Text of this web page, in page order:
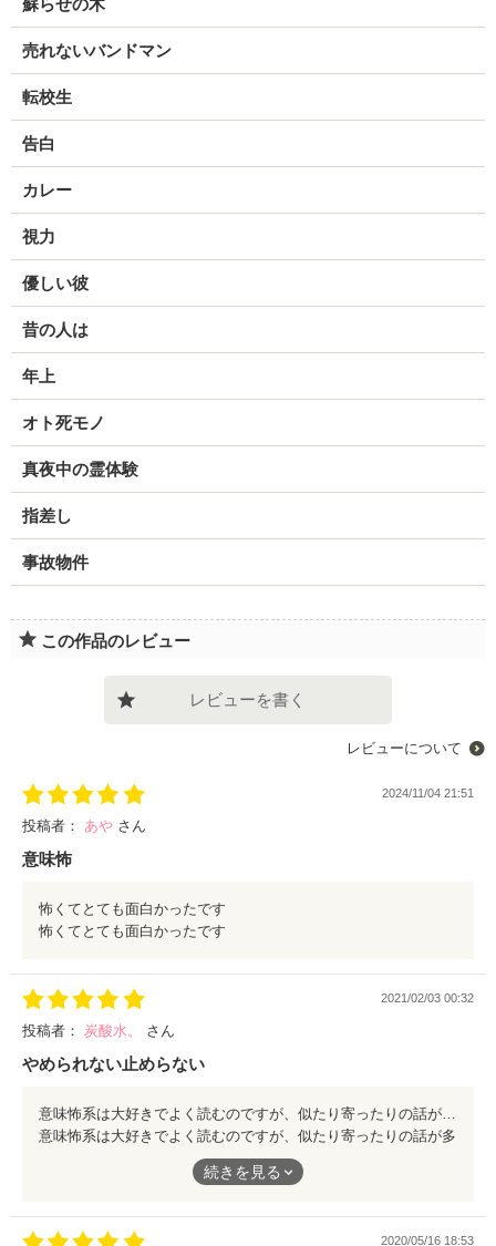
蘇らせの木
売れないバンドマン
転校生
告白
カレー
視力
優しい彼
昔の人は
年上
オト死モノ
真夜中の霊体験
指差し
事故物件
この作品のレビュー
レビューを書く
レビューについて
2024/11/04 21:51
投稿者： あや さん
意味怖
怖くてとても面白かったです
怖くてとても面白かったです
2021/02/03 00:32
投稿者： 炭酸水。 さん
やめられない止めらない
意味怖系は大好きでよく読むのですが、似たり寄ったりの話が多い中、筆者様の物語はオリジナリティがあってすごく楽しめました。 少しずつ読んでいこうと思っていたのに、読むのをやめられないし止められなくて、結局一気に読んでしまいました。 意味怖系好きな方にオススメです。
意味怖系は大好きでよく読むのですが、似たり寄ったりの話が多
い中、筆者様の物語はオリジナリティがあってすごく楽しめまし
続きを見る
2020/05/16 18:53